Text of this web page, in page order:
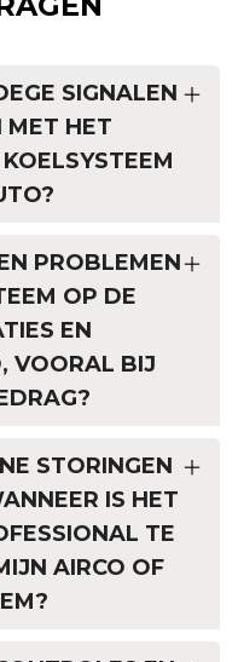
SIGNALEN
MET HET
PROBLEMEN
OP DE
EN
VOORAL BIJ
STORINGEN
IS HET
TE
AIRCO OF